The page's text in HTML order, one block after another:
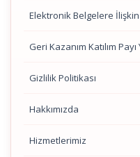
Elektronik Belgelere
Geri Kazanım Katılım
Gizlilik Politikası
Hakkımızda
Hizmetlerimiz